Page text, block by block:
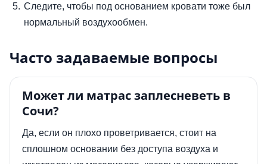
Следите, чтобы под основанием кровати тоже был
нормальный воздухообмен.
Часто задаваемые вопросы
Может ли матрас заплесневеть в
Сочи?
Да, если он плохо проветривается, стоит на
сплошном основании без доступа воздуха и